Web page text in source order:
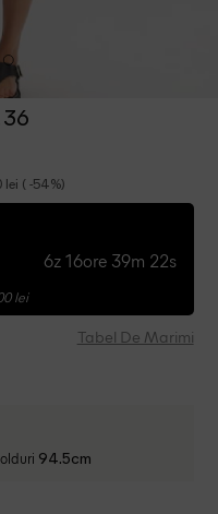
36
lei ( -54%)
6z 16ore 39m 22s
lei
Tabel De Marimi
94.5cm